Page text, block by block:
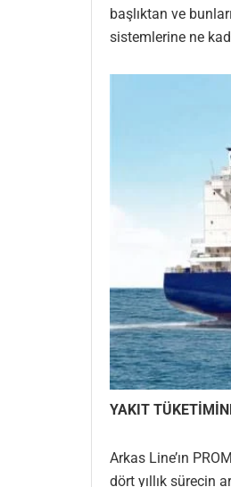
başlıktan ve
sistemlerine ne
YAKIT
Arkas Line’ın
dört yıllık sürecin